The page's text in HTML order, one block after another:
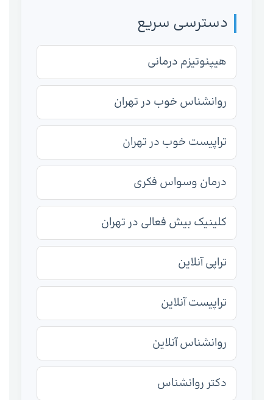
دسترسی سریع
هیپنوتیزم درمانی
روانشناس خوب در تهران
تراپیست خوب در تهران
درمان وسواس فکری
کلینیک بیش فعالی در تهران
تراپی آنلاین
تراپیست آنلاین
روانشناس آنلاین
دکتر روانشناس